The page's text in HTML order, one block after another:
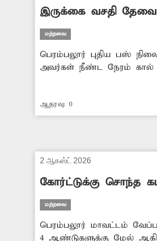
இருக்கை வசதி தேவை
மற்றவை
பெரம்பலூர் புதிய பஸ்
அவர்கள் நீண்ட நேரம் கால்
முதியவர்கள் மற்றும்
அமர்ந்து காத்திருக்கும்
நிலையத்தில் போதிய
எடுக்க வேண்டும்.
ஆதரவு: 0
2 ஆகஸ்ட் 2026
கோர்ட்டுக்கு சொந்த
மற்றவை
பெரம்பலூர் மாவட்டம்
4 ஆண்டுகளுக்கு மேல்